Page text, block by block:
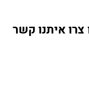
איתנו קשר